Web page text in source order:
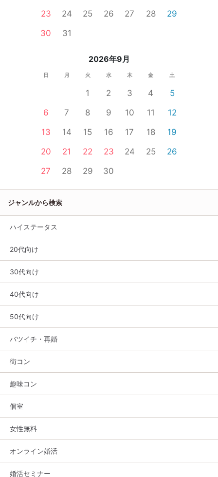
23
24 25 26 27 28
29
30
31
2026年9月
日 月 火 水 木 金 土
1 2 3 4
5
6
7 8 9 10 11
12
13
14 15 16 17 18
19
20
21 22 23 24 25
26
27
28 29 30
ジャンルから検索
ハイステータス
20代向け
30代向け
40代向け
50代向け
バツイチ・再婚
街コン
趣味コン
個室
女性無料
オンライン婚活
婚活セミナー